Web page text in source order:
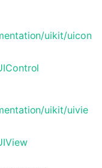
uikit/uicon
uikit/uivie